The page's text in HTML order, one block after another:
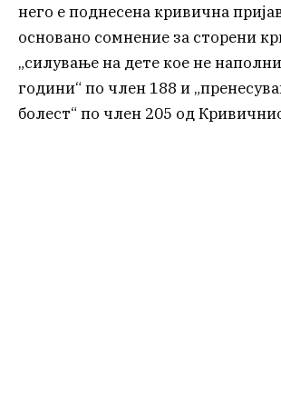
него е поднесена кривична
основано сомнение за сторени
„силување на дете кое не
години“ по член 188 и
болест“ по член 205 од